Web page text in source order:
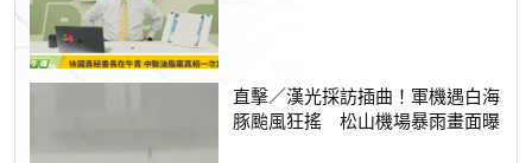
直擊／漢光採訪插曲！軍機遇白海
豚颱風狂搖 松山機場暴雨畫面曝